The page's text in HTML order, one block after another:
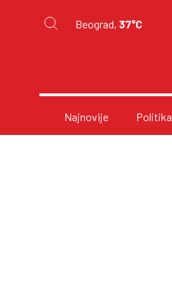
Beograd, 37°C
Najnovije Politika